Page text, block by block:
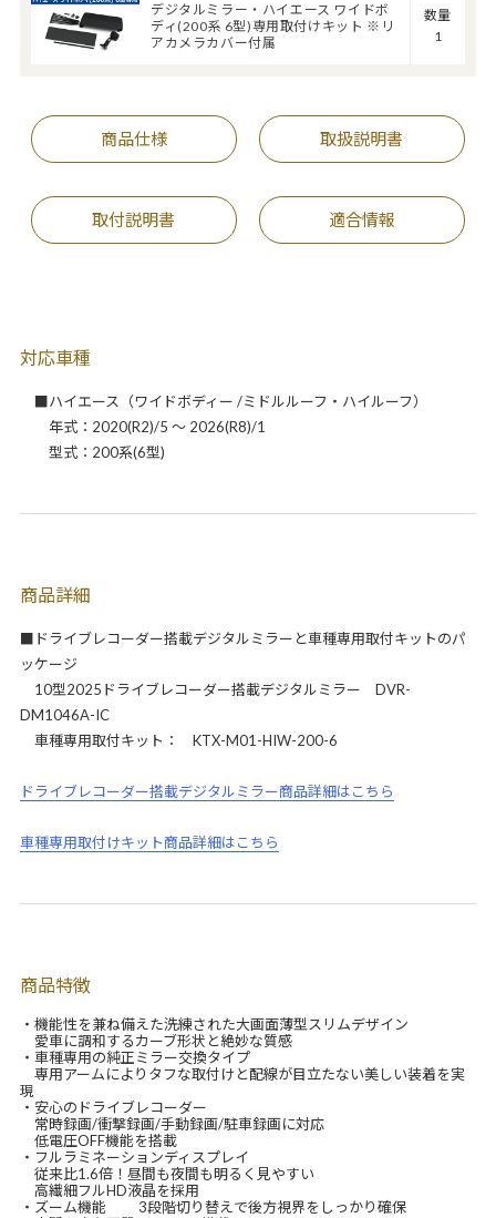
デジタルミラー・ハイエース ワイドボ
ディ(200系 6型)専用取付けキット ※リ
アカメラカバー付属
数量
1
商品仕様 取扱説明書
取付説明書 適合情報
対応車種
■ハイエース（ワイドボディー /ミドルルーフ・ハイルーフ）
年式：2020(R2)/5 ～ 2026(R8)/1
型式：200系(6型)
商品詳細
■ドライブレコーダー搭載デジタルミラーと車種専用取付キットのパ
ッケージ
10型2025ドライブレコーダー搭載デジタルミラー DVR-
DM1046A-IC
車種専用取付キット： KTX-M01-HIW-200-6
ドライブレコーダー搭載デジタルミラー商品詳細はこちら
車種専用取付けキット商品詳細はこちら
商品特徴
・機能性を兼ね備えた洗練された大画面薄型スリムデザイン
愛車に調和するカーブ形状と絶妙な質感
・車種専用の純正ミラー交換タイプ
専用アームによりタフな取付けと配線が目立たない美しい装着を実
現
・安心のドライブレコーダー
常時録画/衝撃録画/手動録画/駐車録画に対応
低電圧OFF機能を搭載
・フルラミネーションディスプレイ
従来比1.6倍！昼間も夜間も明るく見やすい
高繊細フルHD液晶を採用
・ズーム機能 3段階切り替えで後方視界をしっかり確保